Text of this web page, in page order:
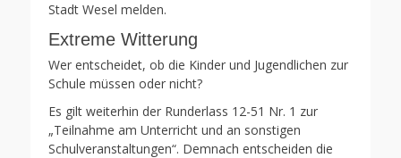
Stadt Wesel melden.
Extreme Witterung
Wer entscheidet, ob die Kinder und Jugendlichen zur
Schule müssen oder nicht?
Es gilt weiterhin der Runderlass 12-51 Nr. 1 zur
„Teilnahme am Unterricht und an sonstigen
Schulveranstaltungen“. Demnach entscheiden die